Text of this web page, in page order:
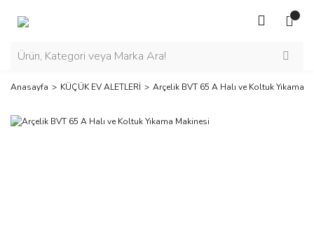
Anasayfa KÜÇÜK EV ALETLERİ Arçelik BVT 65 A Halı ve Koltuk Yıkama